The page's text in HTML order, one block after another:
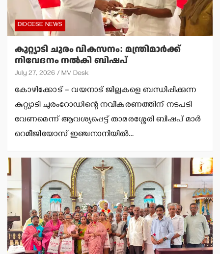
DIOCESE NEWS
കുറ്റ്യാടി ചുരം വികസനം: മന്ത്രിമാര്‍ക്ക്
നിവേദനം നല്‍കി ബിഷപ്
July 27, 2026 MV Desk
കോഴിക്കോട് – വയനാട് ജില്ലകളെ ബന്ധിപ്പിക്കുന്ന
കുറ്റ്യാടി ചുരംറോഡിന്റെ നവീകരണത്തിന് നടപടി
വേണമെന്ന് ആവശ്യപ്പെട്ട് താമരശ്ശേരി ബിഷപ് മാര്‍
റെമീജിയോസ് ഇഞ്ചനാനിയില്‍…